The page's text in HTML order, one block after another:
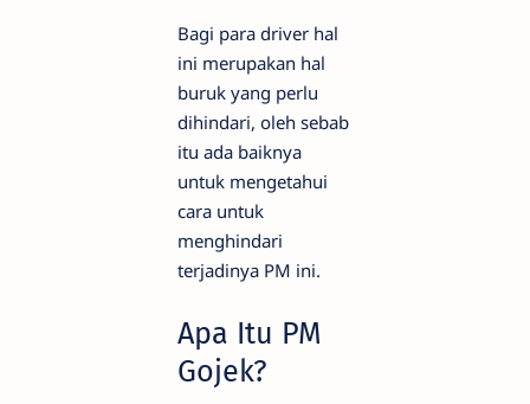
Bagi para driver hal
ini merupakan hal
buruk yang perlu
dihindari, oleh sebab
itu ada baiknya
untuk mengetahui
cara untuk
menghindari
terjadinya PM ini.
Apa Itu PM
Gojek?